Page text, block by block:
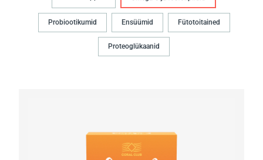
Probiootikumid Ensüümid Fütotoitained
Proteoglükaanid